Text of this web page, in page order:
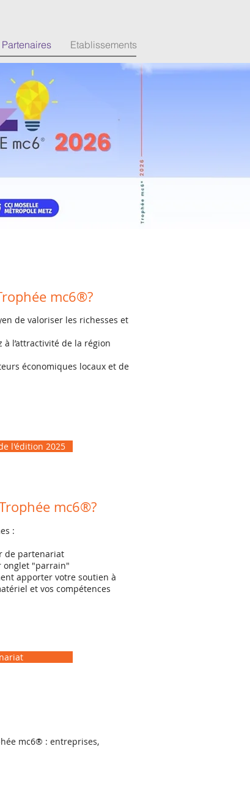
Partenaires Etablissements
mc6®?
de valoriser les richesses et
l’attractivité de la région
économiques locaux et de
l'édition 2025
mc6®?
:
de partenariat
onglet "parrain"
apporter votre soutien à
et vos compétences
mc6® : entreprises,